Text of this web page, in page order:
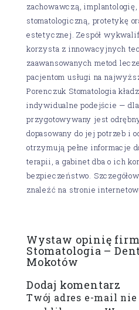
zachowawczą,
stomatologiczną, protetykę
estetycznej. Zespół
korzysta z innowacyjnych
zaawansowanych metod
pacjentom usługi na
Porenczuk Stomatologia
indywidualne podejście —
przygotowywany jest
dopasowany do jej potrzeb i
otrzymują pełne informacje
terapii, a gabinet dba o ich
bezpieczeństwo.
znaleźć na stronie
Wystaw opinię
Stomatologia –
Mokotów
Dodaj komentarz
Twój adres e-mail